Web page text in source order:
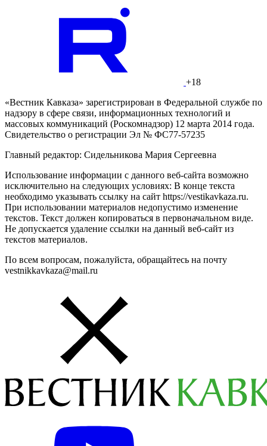
+18
«Вестник Кавказа» зарегистрирован в Федеральной службе по
надзору в сфере связи, информационных технологий и
массовых коммуникаций (Роскомнадзор) 12 марта 2014 года.
Свидетельство о регистрации Эл № ФС77-57235
Главный редактор: Сидельникова Мария Сергеевна
Использование информации с данного веб-сайта возможно
исключительно на следующих условиях: В конце текста
необходимо указывать ссылку на сайт https://vestikavkaza.ru.
При использовании материалов недопустимо изменение
текстов. Текст должен копироваться в первоначальном виде.
Не допускается удаление ссылки на данный веб-сайт из
текстов материалов.
По всем вопросам, пожалуйста, обращайтесь на почту
vestnikkavkaza@mail.ru